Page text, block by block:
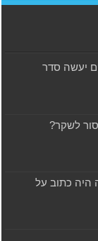
יעשה סדר
לשקר?
היה כתוב על